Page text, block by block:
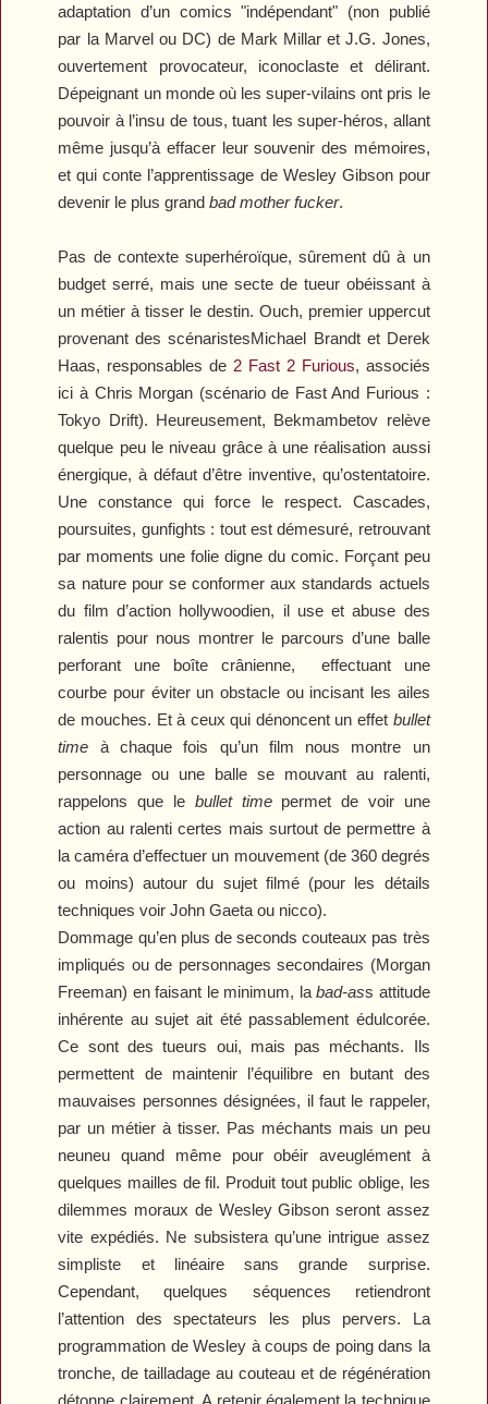
adaptation d’un comics "indépendant" (non publié
par la Marvel ou DC) de Mark Millar et J.G. Jones,
ouvertement provocateur, iconoclaste et délirant.
Dépeignant un monde où les super-vilains ont pris le
pouvoir à l’insu de tous, tuant les super-héros, allant
même jusqu’à effacer leur souvenir des mémoires,
et qui conte l’apprentissage de Wesley Gibson pour
devenir le plus grandbad mother fucker.
Pas de contexte superhéroïque, sûrement dû à un
budget serré, mais une secte de tueur obéissant à
un métier à tisser le destin. Ouch, premier uppercut
provenant des scénaristesMichael Brandt et Derek
Haas, responsables de 2 Fast 2 Furious, associés
ici à Chris Morgan (scénario de Fast And Furious :
Tokyo Drift). Heureusement, Bekmambetov relève
quelque peu le niveau grâce à une réalisation aussi
énergique, à défaut d’être inventive, qu’ostentatoire.
Une constance qui force le respect. Cascades,
poursuites, gunfights : tout est démesuré, retrouvant
par moments une folie digne du comic. Forçant peu
sa nature pour se conformer aux standards actuels
du film d’action hollywoodien, il use et abuse des
ralentis pour nous montrer le parcours d’une balle
perforant une boîte crânienne,
effectuant une
courbe pour éviter un obstacle ou incisant les ailes
de mouches. Et à ceux qui dénoncent un effet bullet
time à chaque fois qu’un film nous montre un
personnage ou une balle se mouvant au ralenti,
rappelons que le bullet timepermet de voir une
action au ralenti certes mais surtout de permettre à
la caméra d’effectuer un mouvement (de 360 degrés
ou moins) autour du sujet filmé (pour les détails
techniques voir John Gaeta ou nicco).
Dommage qu’en plus de seconds couteaux pas très
impliqués ou de personnages secondaires (Morgan
Freeman) en faisant le minimum, labad-ass attitude
inhérente au sujet ait été passablement édulcorée.
Ce sont des tueurs oui, mais pas méchants. Ils
permettent de maintenir l’équilibre en butant des
mauvaises personnes désignées, il faut le rappeler,
par un métier à tisser. Pas méchants mais un peu
neuneu quand même pour obéir aveuglément à
quelques mailles de fil. Produit tout public oblige, les
dilemmes moraux de Wesley Gibson seront assez
vite expédiés. Ne subsistera qu’une intrigue assez
simpliste et linéaire sans grande surprise.
Cependant, quelques séquences retiendront
l’attention des spectateurs les plus pervers. La
programmation de Wesley à coups de poing dans la
tronche, de tailladage au couteau et de régénération
détonne clairement. A retenir également la technique